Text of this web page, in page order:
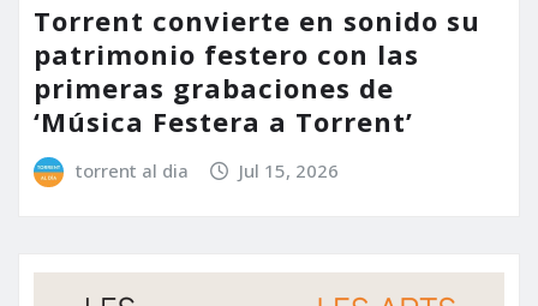
Torrent convierte en sonido su
patrimonio festero con las
primeras grabaciones de
‘Música Festera a Torrent’
torrent al dia Jul 15, 2026